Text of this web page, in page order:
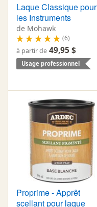
Laque Classique pour
les Instruments
de Mohawk
(6)
à partir de 49,95 $
Usage professionnel
Proprime - Apprêt
scellant pour laque